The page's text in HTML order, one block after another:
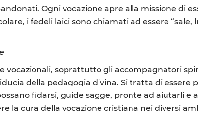
Ogni vocazione apre alla missione di
i fedeli laici sono chiamati ad essere
vocazionali, soprattutto gli accompagnatori
della pedagogia divina. Si tratta di essere
fidarsi, guide sagge, pronte ad aiutarli e
la cura della vocazione cristiana nei diversi